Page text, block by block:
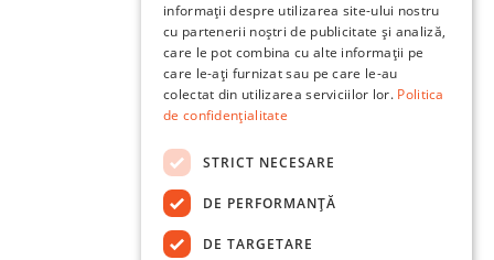
informații despre utilizarea site-ului nostru
cu partenerii noștri de publicitate și analiză,
care le pot combina cu alte informații pe
care le-ați furnizat sau pe care le-au
colectat din utilizarea serviciilor lor. Politica
de confidențialitate
STRICT NECESARE
DE PERFORMANȚĂ
DE TARGETARE